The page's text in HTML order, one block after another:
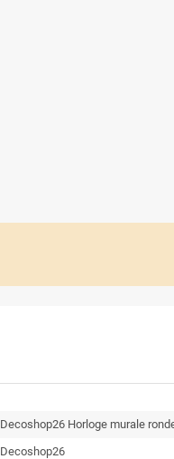
Decoshop26 Horloge murale
Decoshop26